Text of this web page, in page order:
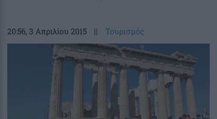
20:56, 3 Απριλίου 2015 || Τουρισμός